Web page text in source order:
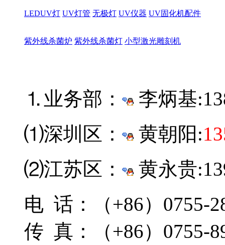
LEDUV灯 UV灯管 无极灯 UV仪器 UV固化机配件
紫外线杀菌炉 紫外线杀菌灯 小型激光雕刻机
⒈业务部： 李炳基:
⑴深圳区：
黄朝阳:
⑵江苏区：
黄永贵
电 话：（+86）0755-
传 真：（+86）0755-